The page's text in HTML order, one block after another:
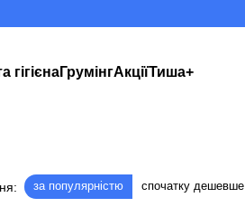
гігієнаГрумінгАкціїТиша+
за популярністю спочатку дешевше